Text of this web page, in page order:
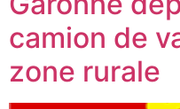
camion de
zone rurale